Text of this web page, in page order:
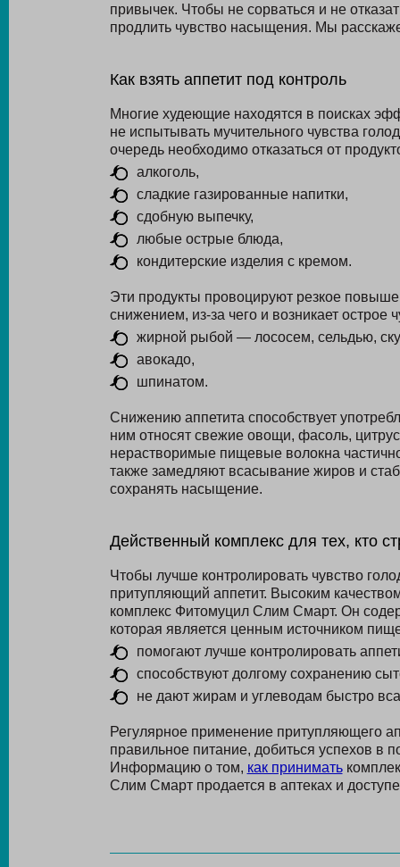
привычек. Чтобы не сорваться и не
продлить чувство насыщения. Мы
Как взять аппетит под контроль
Многие худеющие находятся в поисках
не испытывать мучительного чувства
очередь необходимо отказаться от
алкоголь,
сладкие газированные напитки,
сдобную выпечку,
любые острые блюда,
кондитерские изделия с кремом.
Эти продукты провоцируют резкое
снижением, из-за чего и возникает острое
жирной рыбой — лососем, сельдью,
авокадо,
шпинатом.
Снижению аппетита способствует
ним относят свежие овощи, фасоль,
нерастворимые пищевые волокна
также замедляют всасывание жиров и
сохранять насыщение.
Действенный комплекс для тех, кто
Чтобы лучше контролировать чувство
притупляющий аппетит. Высоким
комплекс Фитомуцил Слим Смарт. Он
которая является ценным источником
помогают лучше контролировать
способствуют долгому сохранению
не дают жирам и углеводам быстро
Регулярное применение притупляющего
правильное питание, добиться успехов в
Информацию о том, как принимать
Слим Смарт продается в аптеках и